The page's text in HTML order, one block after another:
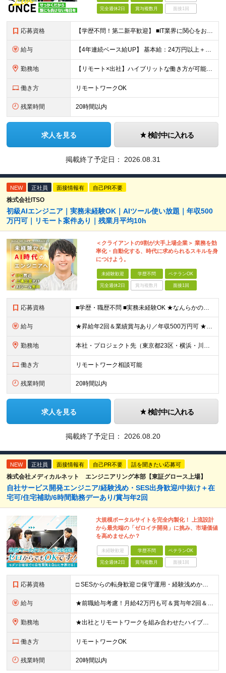
完全週休2日 賞与複数月 面接1回
応募資格 【学歴不問！第二新卒歓迎】 ■IT業界に関心をお持ちの方 【IT業界未経験者の方へ】 ITエンジニアという仕事は、パソコンの前でずっとにらめっこを しているイメージがありますが、意外とそうではないん
給与 【4年連続ベース給UP】 基本給：24万円以上＋残業代(全額)＋各種手当 ※みなし残業なし ※基本給は経験や前職の給与を十分に考慮します ※交通費別途支給 ※6ヶ月間の試用期間があります（給与・待遇は
勤務地 【リモート×出社】ハイブリットな働き方が可能！ 東京、神奈川のプロジェクト先 ■本社 神奈川県横浜市神奈川区栄町3-12 パシフィックマークス横浜イースト6F ■事業所(東京都最寄駅のみ記載) サ
働き方 リモートワークOK
残業時間 20時間以内
求人を見る 検討中に入れる
掲載終了予定日： 2026.08.31
NEW 正社員 面接情報有 自己PR不要
株式会社ITSO
初級AIエンジニア｜実務未経験OK｜AIツール使い放題｜年収500
万円可｜リモート案件あり｜残業月平均10h
＜クライアントの9割が大手上場企業＞ 業務を効
率化・自動化する、時代に求められるスキルを身
につけよう。
未経験歓迎 学歴不問 ベテランOK
完全週休2日 賞与複数月 面接1回
応募資格 ■学歴・職歴不問 ■実務未経験OK ★なんらかのプログラミングを学習した方（独学/スクールなどは不問）を歓迎します！ ┗Python、Java、Javascript、VBA、GASなど ≪以下のよう
給与 ★昇給年2回＆業績賞与あり／年収500万円可 ★前職給与を考慮 ★ストックオプション付与あり（IPO間近） ★昇給制度あり ┗入社6カ月後に3％以上の昇給があります。その後、業績に合わせて適宜、昇給し
勤務地 本社・プロジェクト先（東京都23区・横浜・川崎・千葉・埼玉が中心）いずれかでの勤務となります（常駐は全体の1割程度！） 《本社》東京都港区虎ノ門3-5-1 虎ノ門37森ビル12F ※(変更の範囲)
働き方 リモートワーク相談可能
残業時間 20時間以内
求人を見る 検討中に入れる
掲載終了予定日： 2026.08.20
NEW 正社員 面接情報有 自己PR不要 話を聞きたい応募可
株式会社メディカルネット エンジニアリング本部【東証グロース上場】
自社サービス開発エンジニア/経験浅め・SES出身歓迎/中抜け＋在
宅可/住宅補助/6時間勤務デーあり/賞与年2回
大規模ポータルサイトを完全内製化！ 上流設計
から最先端の「ゼロイチ開発」に挑み、市場価値
を高めませんか？
未経験歓迎 学歴不問 ベテランOK
完全週休2日 賞与複数月 面接1回
応募資格 □ SESからの転身歓迎 □ 保守運用・経験浅めからのチャレンジ歓迎 ■ 学歴不問 ■ 何らかのシステム開発経験をお持ちの方（言語・年数不問） ＜当社で経験できること＞ ・企画、要件定義、設計、実装
給与 ★前職給与考慮！月給42万円も可＆賞与年2回＆昇給随時！★ ■月給29万円～42万円＋賞与年2回＋交通費 ※前職の給与やスキルを考慮し決定します ※固定残業代（月45時間分／7万7,000円～11万
勤務地 ★出社とリモートワークを組み合わせたハイブリッド勤務！ ★幡ヶ谷駅から徒歩1分！ 【本社】 東京都渋谷区幡ヶ谷1-34-14 宝ビル3F ※(変更の範囲)上記を除く当社関連勤務地
働き方 リモートワークOK
残業時間 20時間以内